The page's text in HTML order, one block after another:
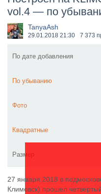
​Wacken Open Air
vol.4 — по
TanyaAsh
29.01.2018 21:30 7 373
По дате добавления
По убыванию
Фото
Квадратные
Размер
27 января 2018 в
Климовск) прошел